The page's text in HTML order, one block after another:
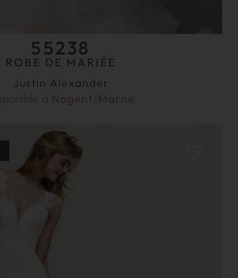
55238
ROBE DE MARIÉE
Justin Alexander
à Nogent/Marne